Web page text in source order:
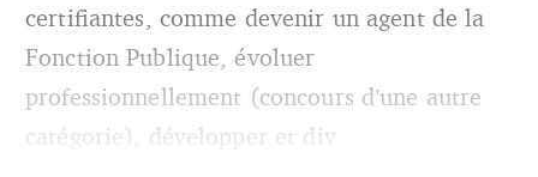
certifiantes, comme devenir un agent de la
Fonction Publique, évoluer
professionnellement (concours d’une autre
catégorie), développer et div